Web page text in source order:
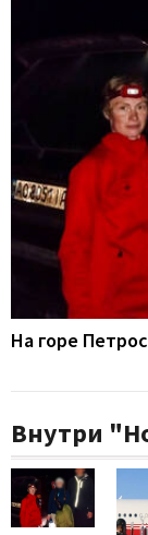
На горе
Внутри